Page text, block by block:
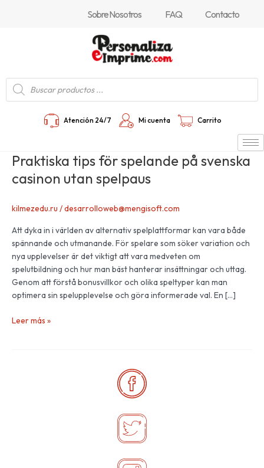
Sobre Nosotros FAQ Contacto
Búsqueda
de
productos
Atención 24/7 Mi cuenta Carrito
Praktiska tips för spelande på svenska
casinon utan spelpaus
kilmezedu.ru /desarrolloweb@mengisoft.com
Att dyka in i världen av alternativ spelplattformar kan vara både
spännande och utmanande. För spelare som söker variation och
nya upplevelser är det viktigt att vara medveten om
spelutbildning och hur man bäst hanterar insättningar och uttag.
Genom att förstå bonusvillkor och olika speltyper kan man
optimera sin spelupplevelse och göra informerade val. En […]
Praktiska
för
på
casinon
utan
spelpaus
Leer más »